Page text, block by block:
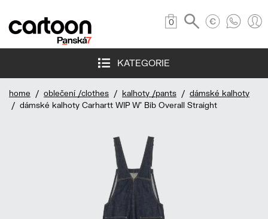
0
KATEGORIE
home / oblečení /clothes / kalhoty /pants / dámské kalhoty
/ dámské kalhoty Carhartt WIP W' Bib Overall Straight